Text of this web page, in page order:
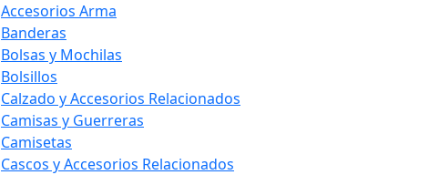
Accesorios Arma
Banderas
Bolsas y Mochilas
Bolsillos
Calzado y Accesorios Relacionados
Camisas y Guerreras
Camisetas
Cascos y Accesorios Relacionados